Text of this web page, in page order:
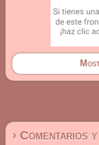
› Comentarios